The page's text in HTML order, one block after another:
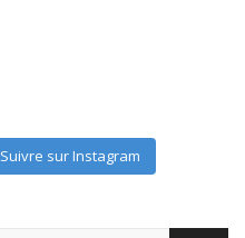
Suivre sur Instagram